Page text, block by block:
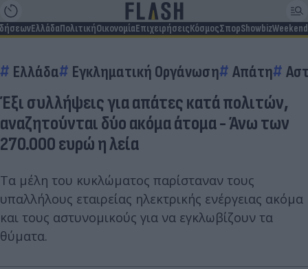
ΕλλάδαΠολιτικήΟικονομίαΕπιχειρήσειςΚόσμοςΣπορShowbizWeekend
Ελλάδα Εγκληματική Οργάνωση Απάτη
Έξι συλλήψεις για απάτες κατά πολιτών,
αναζητούνται δύο ακόμα άτομα - Άνω των
270.000 ευρώ η λεία
Τα μέλη του κυκλώματος παρίσταναν τους
υπαλλήλους εταιρείας ηλεκτρικής ενέργειας ακόμα
και τους αστυνομικούς για να εγκλωβίζουν τα
θύματα.